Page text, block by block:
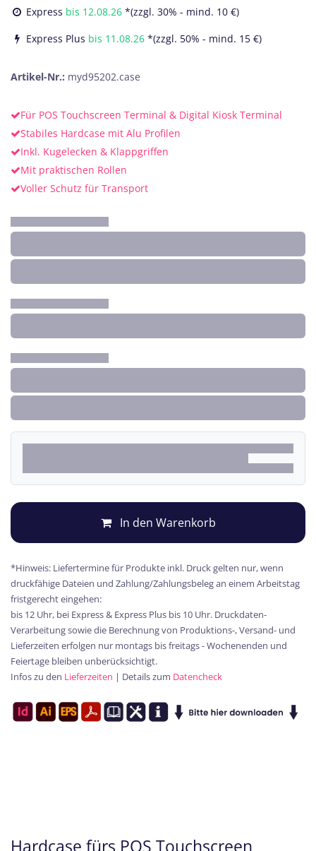
Express bis 12.08.26 *(zzgl. 30% - mind. 10 €)
Express Plus bis 11.08.26 *(zzgl. 50% - mind. 15 €)
Artikel-Nr.: myd95202.case
Für POS Touchscreen Terminal & Digital Kiosk Terminal
Stabiles Hardcase mit Alu Profilen
Inkl. Kugelecken & Klappgriffen
Mit praktischen Rollen
Voller Schutz für Transport
In den Warenkorb
*Hinweis: Liefertermine für Produkte inkl. Druck gelten nur, wenn
druckfähige Dateien und Zahlung/Zahlungsbeleg an einem Arbeitstag
fristgerecht eingehen:
bis 12 Uhr, bei Express & Express Plus bis 10 Uhr. Druckdaten-
Verarbeitung sowie die Berechnung von Produktions-, Versand- und
Lieferzeiten erfolgen nur montags bis freitags - Wochenenden und
Feiertage bleiben unberücksichtigt.
Infos zu den Lieferzeiten | Details zum Datencheck
Hardcase fürs POS Touchscreen